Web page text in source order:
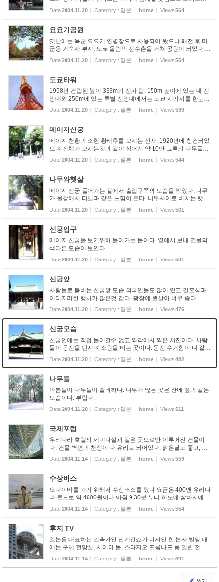
되었다. 본당 안에는 본존아미타여래반좌상, 삼문 등 꼭 볼만한
문화재가 곳곳에 있다. 예전 도쿄타워에서 보던모습과 사뭇 다
Date2004.11.20 Category : 일본 home Views 564
요요기공원
옛날에는 육군 요요기 연병장으로 사용되어 왔으나 패전 후 미
군용 기숙사 부지, 도쿄 올림픽 선수촌을 거쳐 공원이 되었다.
공원내에는 넒은 잔디밭과 중앙 광장, 분수가 있고 까마귀가 너
무 많다.
Date2004.11.20 Category : 일본 home Views 554
도쿄타워
1958년 건립된 높이 333m의 전파 탑. 150m 높이에 있는 대 전
망대와 250m에 있는 특별 전망대에서는 도쿄 시가지를 한눈에
볼 수 있다. 밀랍 인형 전시관, 수족관도 인기가 많고 밤에 켜지
는 불빛도 일품이다.
Date2004.11.20 Category : 일본 home Views 539
메이지신궁
메이지 천황과 소현 황태후를 모시는 신사. 1920년에 창건되었
으며 신체가 모시는것과 같이 심어진 약 10만 그루의 나무들이
엄숙한 공간을 이룬다. 정월초는 물론 일년 내내 많은 참배자들
이 찾아온다.
Date2004.11.20 Category : 일본 home Views 544
나무와햇살
메이지 신궁 들어가는 길에서 출입구쪽의 모습을 찍었다. 나무
가 울창해서 터널과 같은 느낌이 든다. 나무사이로 비치는 햇살
Date2004.11.20 Category : 일본 home Views 501
신궁입구
메이지 신궁을 보기위해 들어가는 문이다. 옆에서 보내 건물의
색다른 모습이 보인다.
Date2004.11.20 Category : 일본 home Views 501
신궁앞
사람들로 붐비는 신궁앞 모습 외국인들도 많이 있고 결혼식과
이러저러한 행사가 많은것 같다. 광장에 햇살이 너무 좋다
Date2004.11.20 Category : 일본 home Views 476
신궁모습
신궁안에는 직접 들어갈수 없고 외각에서 찍은 사진이다. 사람
들이 동전을 던지며 소원을 비는 곳이다. 동전 수거함이 다 같은
Date2004.11.20 Category : 일본 home Views 482
나무들
아름들이 나무들이 즐비하다. 나무가 많은 곳은 산에 숲과 같은
모습이다. 부럽다.
Date2004.11.20 Category : 일본 home Views 511
국제포럼
우리나라 호텔의 세미나실과 같은 곳으로만 이루어진 건물이
다. 건물 벽면과 천정이 다 유리로 되어있다. 맑은날도 좋고, 비
오는 날도 운치 있을듯 하다
Date2004.11.14 Category : 일본 home Views 559
수상버스
오다이바를 가기 위해서 수상버스를 탔다 요금은 400엔 우리나
라 돈으로 약 4000원이다 아침 9:30분 부터 히노데 삼바시에서
첫배가 출발한다.
Date2004.11.14 Category : 일본 home Views 554
후지 TV
일본을 대표하는 건축가인 단게컨죠가 디자인 한 본사 빌딩 내
에는 구체 전망실, 시어터 몰, 스타지오 프롬나드 등 일반 전시
공간과 레스토랑 설비도 있다. 내부에 캐릭터몰이 재미있다.
Date2004.11.14 Category : 일본 home Views 691